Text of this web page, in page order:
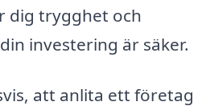
dig trygghet och
investering är säker.
att anlita ett företag